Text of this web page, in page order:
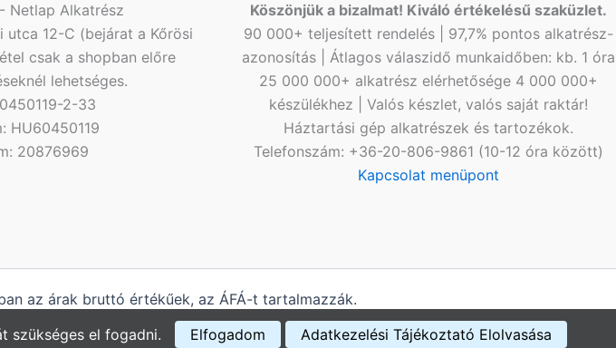
Netlap Alkatrész
utca 12-C (bejárat a Kőrösi
csak a shopban előre
lehetséges.
2-33
HU60450119
20876969
Köszönjük a bizalmat! Kiváló értékelésű szaküzlet.
90 000+ teljesített rendelés | 97,7% pontos alkatrész-
azonosítás | Átlagos válaszidő munkaidőben: kb. 1 óra
25 000 000+ alkatrész elérhetősége 4 000 000+
készülékhez | Valós készlet, valós saját raktár!
Háztartási gép alkatrészek és tartozékok.
Telefonszám: +36-20-806-9861 (10-12 óra között)
Kapcsolat menüpont
az árak bruttó értékűek, az ÁFÁ-t tartalmazzák.
szükséges el fogadni.
Elfogadom Adatkezelési Tájékoztató Elolvasása